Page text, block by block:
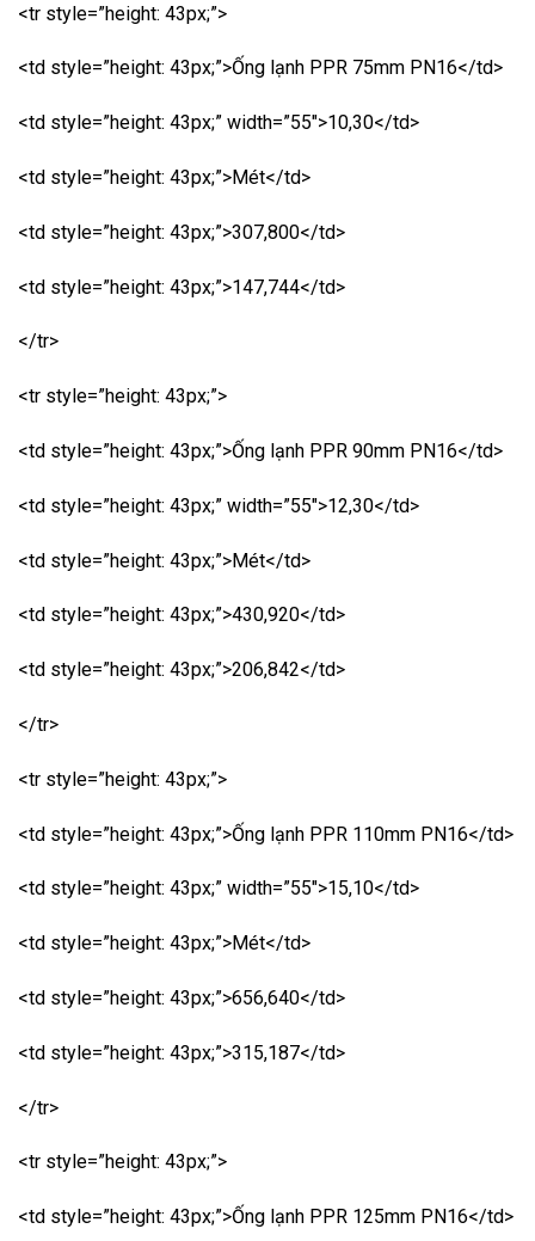
<tr style=”height: 43px;”>
<td style=”height: 43px;”>Ống lạnh PPR 75mm PN16</td>
<td style=”height: 43px;” width=”55″>10,30</td>
<td style=”height: 43px;”>Mét</td>
<td style=”height: 43px;”>307,800</td>
<td style=”height: 43px;”>147,744</td>
</tr>
<tr style=”height: 43px;”>
<td style=”height: 43px;”>Ống lạnh PPR 90mm PN16</td>
<td style=”height: 43px;” width=”55″>12,30</td>
<td style=”height: 43px;”>Mét</td>
<td style=”height: 43px;”>430,920</td>
<td style=”height: 43px;”>206,842</td>
</tr>
<tr style=”height: 43px;”>
<td style=”height: 43px;”>Ống lạnh PPR 110mm PN16</td>
<td style=”height: 43px;” width=”55″>15,10</td>
<td style=”height: 43px;”>Mét</td>
<td style=”height: 43px;”>656,640</td>
<td style=”height: 43px;”>315,187</td>
</tr>
<tr style=”height: 43px;”>
<td style=”height: 43px;”>Ống lạnh PPR 125mm PN16</td>